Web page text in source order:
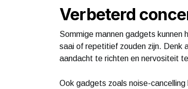
Verbeterd
Sommige mannen gadgets
saai of repetitief zouden zijn. Denk
aandacht te richten en nervositeit
Ook gadgets zoals noise-